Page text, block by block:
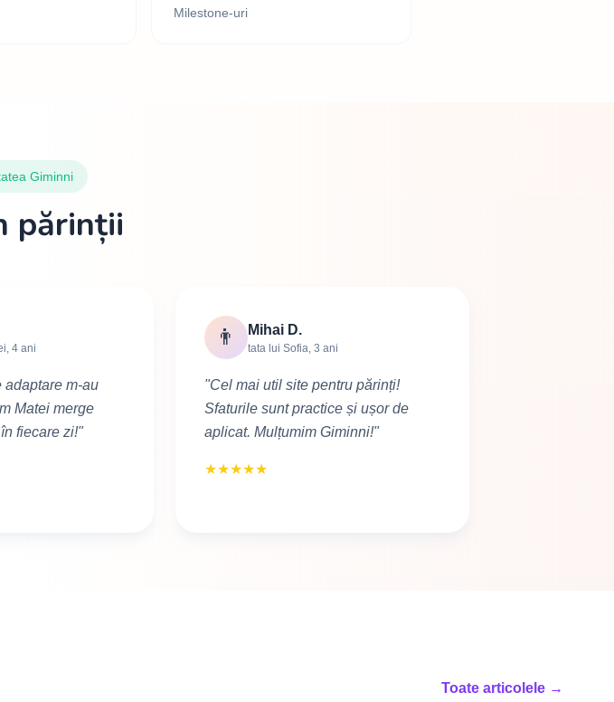
Milestone-uri
Giminni
părinții
4 ani
adaptare m-au
Matei merge
fiecare zi!"
👨 Mihai D.
tata lui Sofia, 3 ani
"Cel mai util site pentru părinți!
Sfaturile sunt practice și ușor de
aplicat. Mulțumim Giminni!"
★★★★★
Toate articolele →